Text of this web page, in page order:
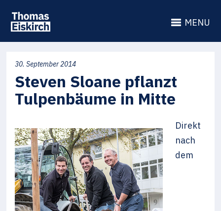
MENU
30. September 2014
Steven Sloane pflanzt
Tulpenbäume in Mitte
Direkt
nach
dem